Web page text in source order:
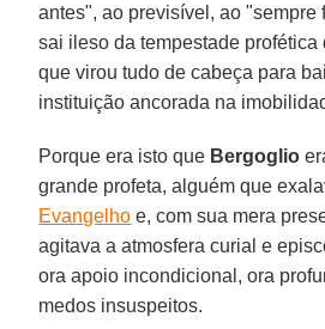
antes", ao previsível, ao "sempre
sai ileso da tempestade profética
que virou tudo de cabeça para
instituição ancorada na
Porque era isto que Bergoglio
grande profeta, alguém que
Evangelho e, com sua mera
agitava a atmosfera curial e
ora apoio incondicional, ora
medos insuspeitos.